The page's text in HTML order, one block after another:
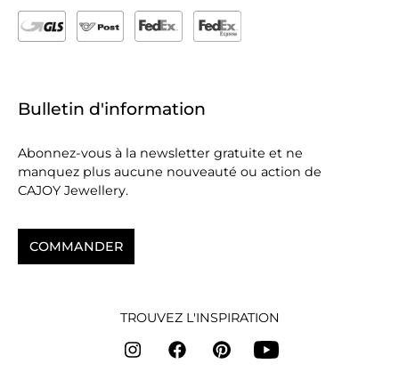
Bulletin d'information
Abonnez-vous à la newsletter gratuite et ne
manquez plus aucune nouveauté ou action de
CAJOY Jewellery.
COMMANDER
TROUVEZ L'INSPIRATION